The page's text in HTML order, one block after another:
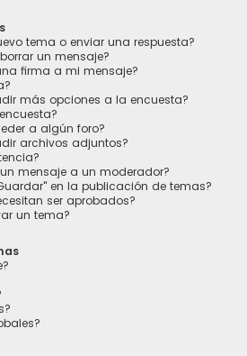
tema o enviar una respuesta?
un mensaje?
firma a mi mensaje?
más opciones a la encuesta?
a algún foro?
archivos adjuntos?
mensaje a un moderador?
en la publicación de temas?
ser aprobados?
un tema?